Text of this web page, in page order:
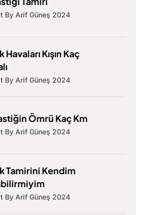
By Arif Güneş 2024
Havaları Kışın Kaç
By Arif Güneş 2024
Ömrü Kaç Km
By Arif Güneş 2024
Tamirini Kendim
By Arif Güneş 2024